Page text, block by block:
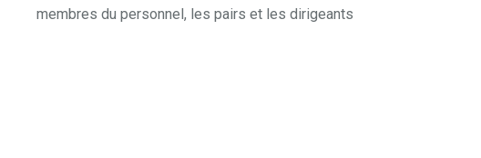
membres du personnel, les pairs et les dirigeants